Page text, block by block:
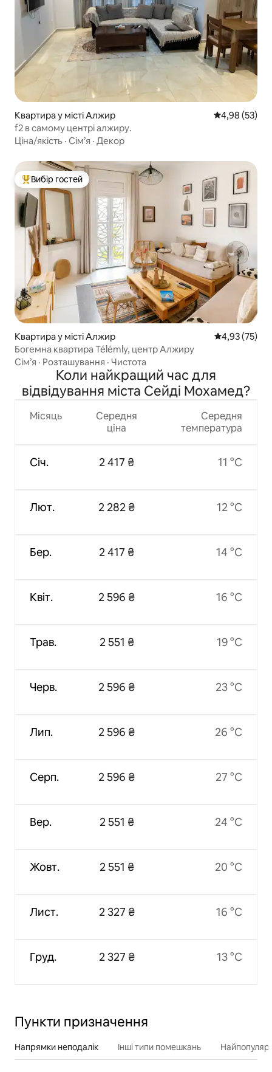
Квартира у місті Алжир Середня
4,98 (53)
f2 в самому центрі алжиру.
Ціна/якість · Сім’я · Декор
Топ вибір гостей
Вибір гостей
Квартира у місті Алжир Середня
4,93 (75)
Богемна квартира Télémly, центр Алжиру
Сім’я · Розташування · Чистота
Коли найкращий час для
відвідування міста Сейді Мохамед?
Місяць
Січ.
Лют.
Бер.
Квіт.
Трав.
Черв.
Лип.
Серп.
Вер.
Жовт.
Лист.
Груд.
Середня
ціна
2 417 ₴
2 282 ₴
2 417 ₴
2 596 ₴
2 551 ₴
2 596 ₴
2 596 ₴
2 596 ₴
2 551 ₴
2 551 ₴
2 327 ₴
2 327 ₴
Середня
температура
11 °C
12 °C
14 °C
16 °C
19 °C
23 °C
26 °C
27 °C
24 °C
20 °C
16 °C
13 °C
Пункти призначення
Напрямки неподалік Інші типи помешкань